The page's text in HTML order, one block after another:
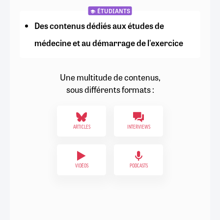
ÉTUDIANTS
Des contenus dédiés aux études de
médecine et au démarrage de l'exercice
Une multitude de contenus,
sous différents formats :
ARTICLES INTERVIEWS
VIDÉOS PODCASTS